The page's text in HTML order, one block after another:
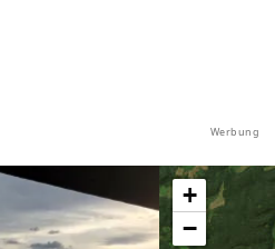
Werbung
+
−